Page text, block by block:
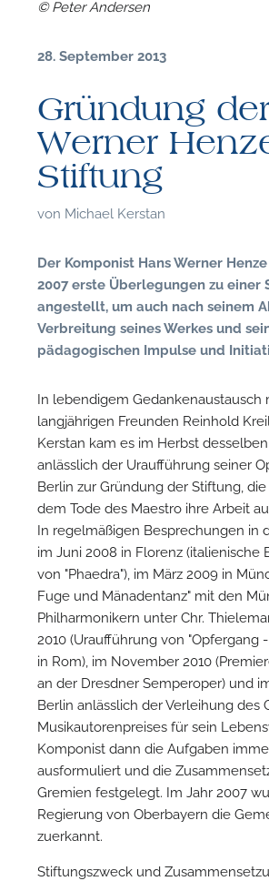
© Peter Andersen
28. September 2013
Gründung
Werner
Stiftung
von Michael Kerstan
Der Komponist Hans Werner
2007 erste Überlegungen zu einer
angestellt, um auch nach seinem
Verbreitung seines Werkes und
pädagogischen Impulse und
In lebendigem Gedankenaustausch
langjährigen Freunden Reinhold
Kerstan kam es im Herbst
anlässlich der Uraufführung seiner
Berlin zur Gründung der Stiftung,
dem Tode des Maestro ihre Arbeit
In regelmäßigen Besprechungen in
im Juni 2008 in Florenz (italienische
von "Phaedra"), im März 2009 in
Fuge und Mänadentanz" mit den
Philharmonikern unter Chr.
2010 (Uraufführung von "Opfergang
in Rom), im November 2010
an der Dresdner Semperoper) und
Berlin anlässlich der Verleihung des
Musikautorenpreises für sein
Komponist dann die Aufgaben
ausformuliert und die
Gremien festgelegt. Im Jahr 2007
Regierung von Oberbayern die
zuerkannt.
Stiftungszweck und